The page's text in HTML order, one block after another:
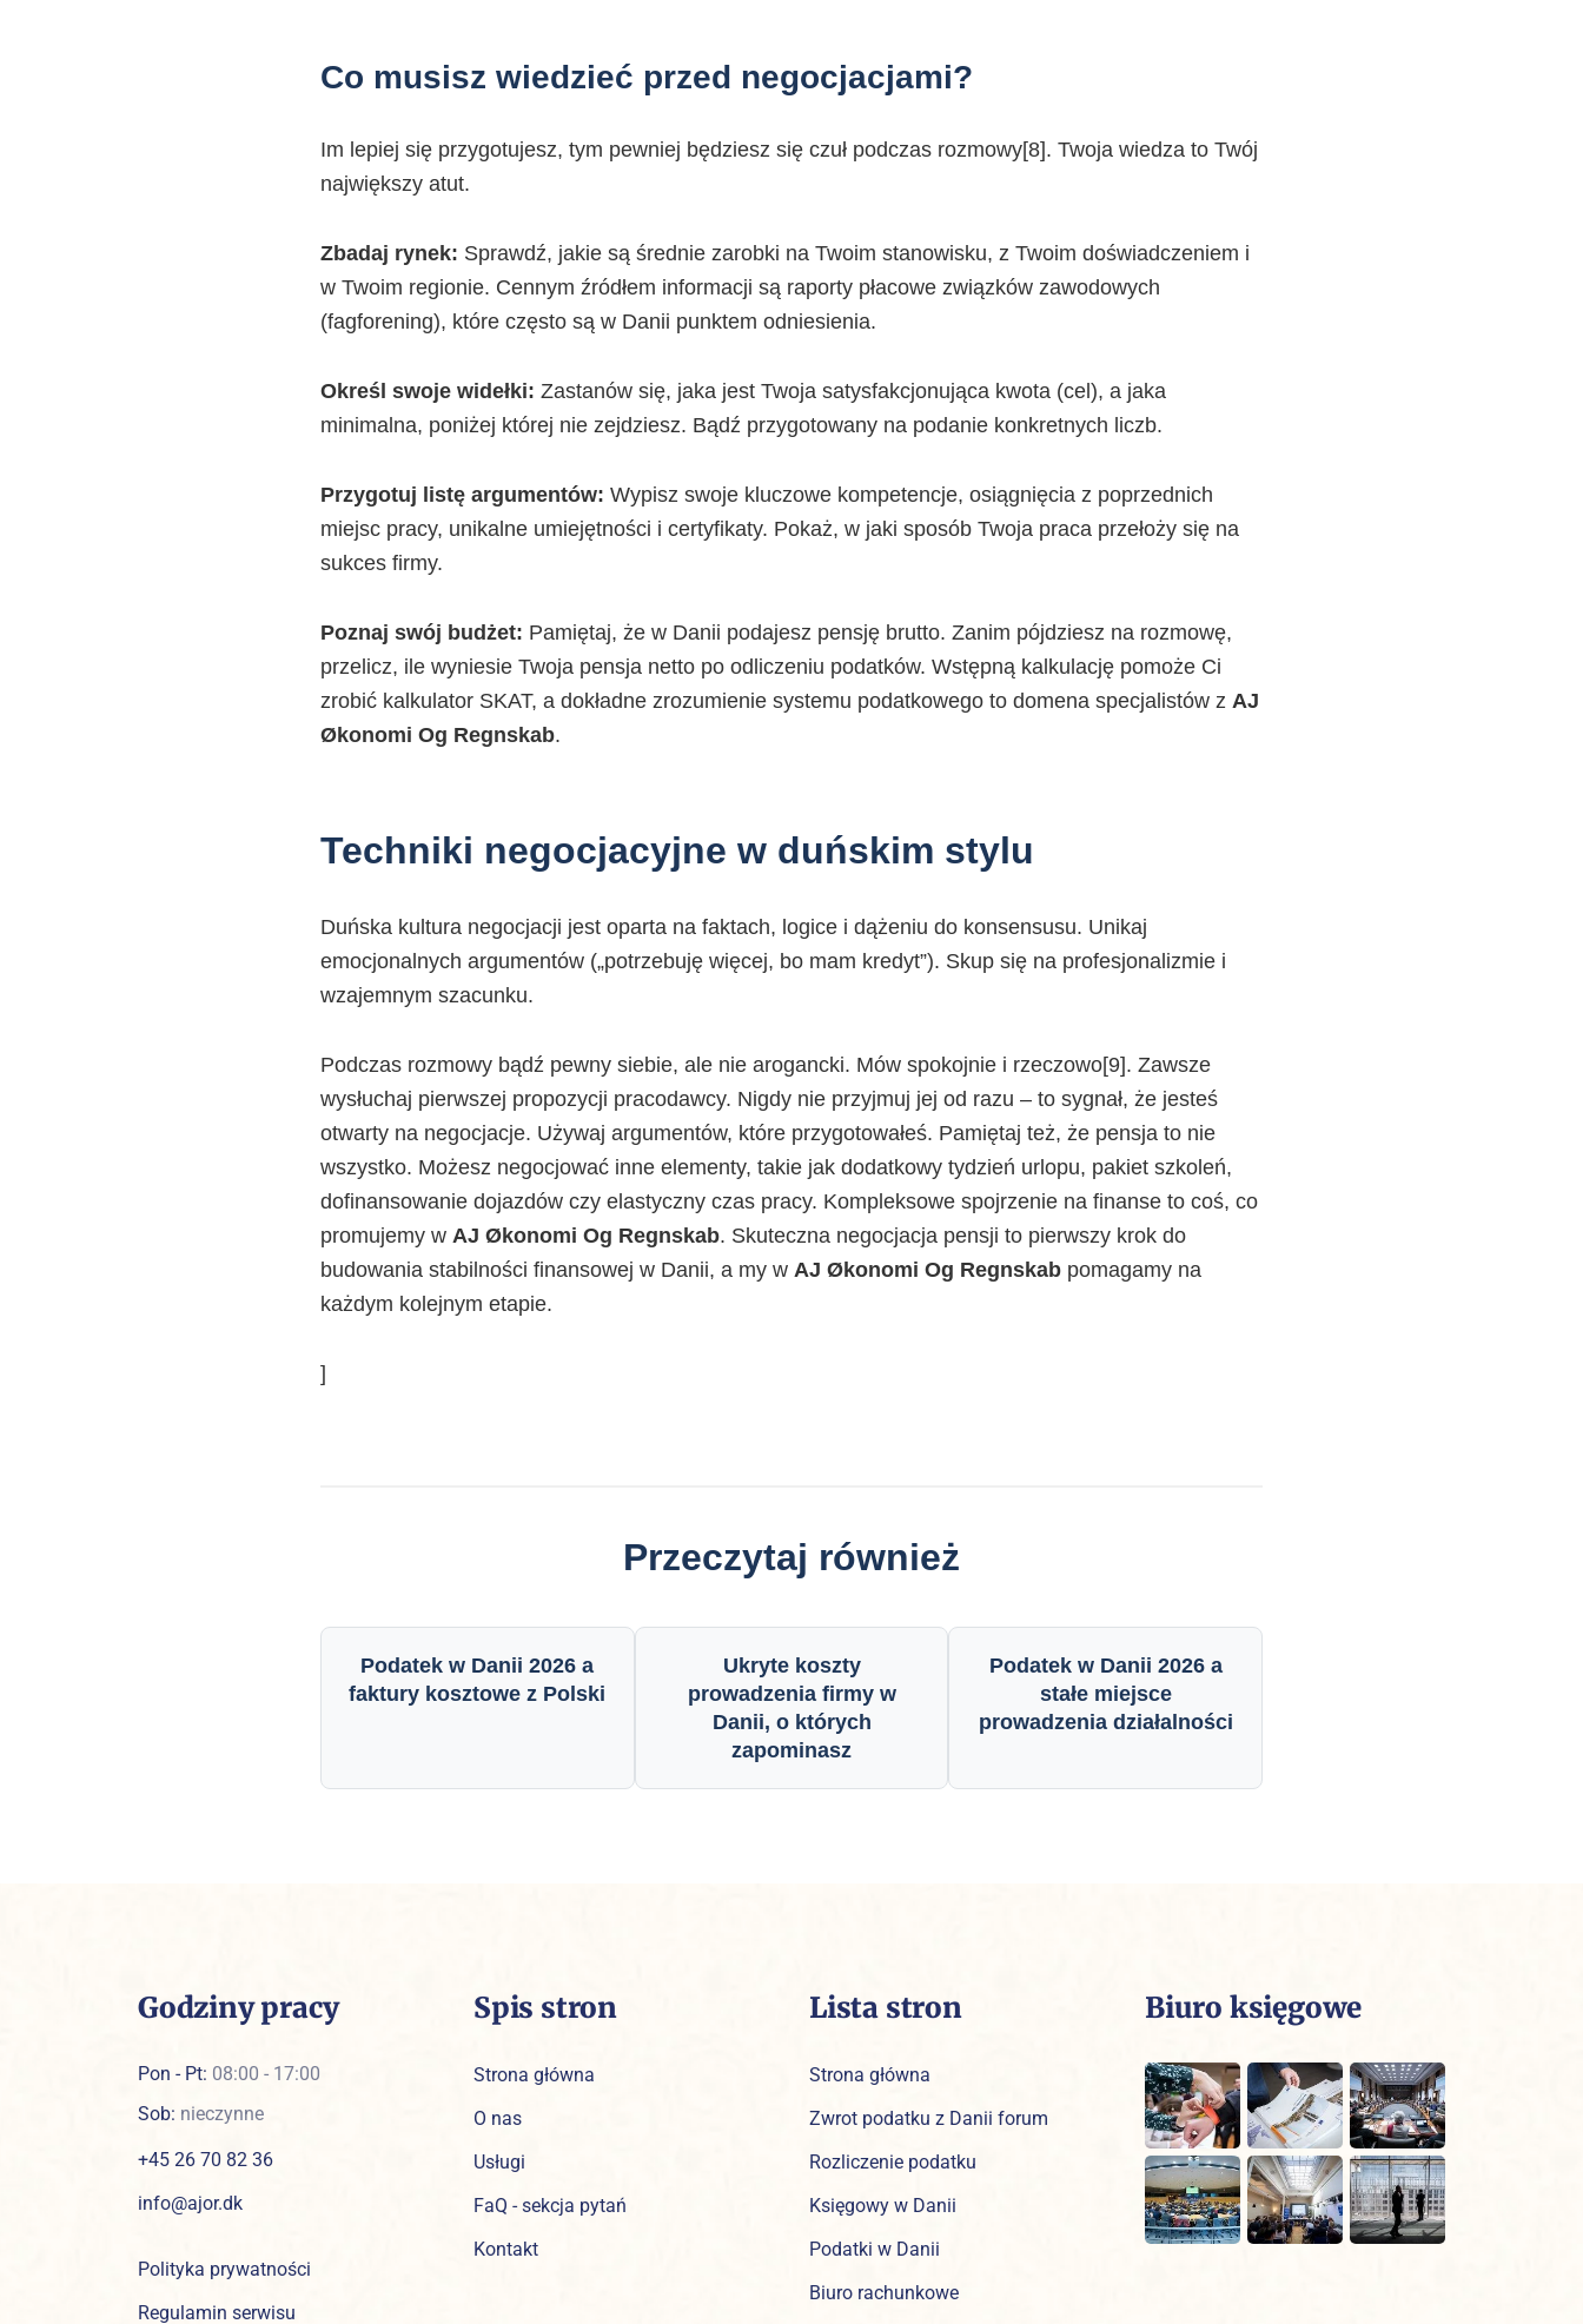
Co musisz wiedzieć przed negocjacjami?
Im lepiej się przygotujesz, tym pewniej będziesz się czuł podczas rozmowy[8]. Twoja wiedza to Twój
największy atut.
Zbadaj rynek: Sprawdź, jakie są średnie zarobki na Twoim stanowisku, z Twoim doświadczeniem i
w Twoim regionie. Cennym źródłem informacji są raporty płacowe związków zawodowych
(fagforening), które często są w Danii punktem odniesienia.
Określ swoje widełki: Zastanów się, jaka jest Twoja satysfakcjonująca kwota (cel), a jaka
minimalna, poniżej której nie zejdziesz. Bądź przygotowany na podanie konkretnych liczb.
Przygotuj listę argumentów: Wypisz swoje kluczowe kompetencje, osiągnięcia z poprzednich
miejsc pracy, unikalne umiejętności i certyfikaty. Pokaż, w jaki sposób Twoja praca przełoży się na
sukces firmy.
Poznaj swój budżet: Pamiętaj, że w Danii podajesz pensję brutto. Zanim pójdziesz na rozmowę,
przelicz, ile wyniesie Twoja pensja netto po odliczeniu podatków. Wstępną kalkulację pomoże Ci
zrobić kalkulator SKAT, a dokładne zrozumienie systemu podatkowego to domena specjalistów z AJ
Økonomi Og Regnskab.
Techniki negocjacyjne w duńskim stylu
Duńska kultura negocjacji jest oparta na faktach, logice i dążeniu do konsensusu. Unikaj
emocjonalnych argumentów („potrzebuję więcej, bo mam kredyt”). Skup się na profesjonalizmie i
wzajemnym szacunku.
Podczas rozmowy bądź pewny siebie, ale nie arogancki. Mów spokojnie i rzeczowo[9]. Zawsze
wysłuchaj pierwszej propozycji pracodawcy. Nigdy nie przyjmuj jej od razu – to sygnał, że jesteś
otwarty na negocjacje. Używaj argumentów, które przygotowałeś. Pamiętaj też, że pensja to nie
wszystko. Możesz negocjować inne elementy, takie jak dodatkowy tydzień urlopu, pakiet szkoleń,
dofinansowanie dojazdów czy elastyczny czas pracy. Kompleksowe spojrzenie na finanse to coś, co
promujemy w AJ Økonomi Og Regnskab. Skuteczna negocjacja pensji to pierwszy krok do
budowania stabilności finansowej w Danii, a my w AJ Økonomi Og Regnskab pomagamy na
każdym kolejnym etapie.
]
Przeczytaj również
Podatek w Danii 2026 a
faktury kosztowe z Polski
Ukryte koszty
prowadzenia firmy w
Danii, o których
zapominasz
Podatek w Danii 2026 a
stałe miejsce
prowadzenia działalności
Godziny pracy
Pon - Pt: 08:00 - 17:00
Sob: nieczynne
+45 26 70 82 36
info@ajor.dk
Polityka prywatności
Regulamin serwisu
Spis stron
Strona główna
O nas
Usługi
FaQ - sekcja pytań
Kontakt
Lista stron
Strona główna
Zwrot podatku z Danii forum
Rozliczenie podatku
Księgowy w Danii
Podatki w Danii
Biuro rachunkowe
Biuro księgowe